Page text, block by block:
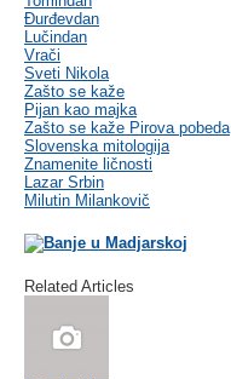
Đurđevdan
Lučindan
Vrači
Sveti Nikola
Zašto se kaže
Pijan kao majka
Zašto se kaže Pirova pobeda
Slovenska mitologija
Znamenite ličnosti
Lazar Srbin
Milutin Milankovič
Related Articles